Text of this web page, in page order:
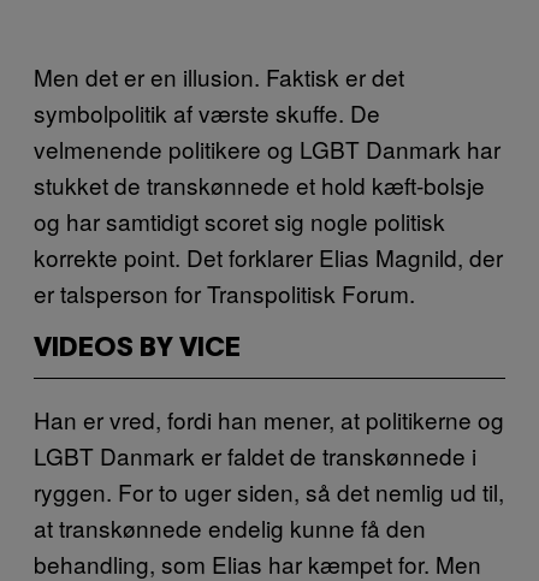
Men det er en illusion. Faktisk er det
symbolpolitik af værste skuffe. De
velmenende politikere og LGBT Danmark har
stukket de transkønnede et hold kæft-bolsje
og har samtidigt scoret sig nogle politisk
korrekte point. Det forklarer Elias Magnild, der
er talsperson for Transpolitisk Forum.
VIDEOS BY VICE
Han er vred, fordi han mener, at politikerne og
LGBT Danmark er faldet de transkønnede i
ryggen. For to uger siden, så det nemlig ud til,
at transkønnede endelig kunne få den
behandling, som Elias har kæmpet for. Men